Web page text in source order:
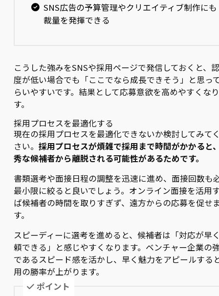
SNS広告の予算管理やクリエイティブ制作にも
裁量を発揮できる
こうした強みをSNSや採用ページで発信しておくと、
度が低い場合でも「ここでなら成長できそう」と思っ
らいやすいです。結果として応募意欲を高めやすくな
す。
採用プロセスを最適化する
現在の採用プロセスを最適化できないか検討してみて
さい。 採用プロセスが煩雑で採用まで時間がかかると
秀な候補者から離脱される可能性があるためです。
書類選考や面接日程の調整を迅速に進め、面接回数も
最小限に絞ると良いでしょう。オンライン面接を活用
ば候補者の時間を取りすぎず、遠方からの応募を促せ
す。
スピーディーに選考を進めると、候補者は「対応が早
頼できる」と感じやすくなります。ベンチャー企業の
であるスピード感を活かし、早く魅力をアピールする
用の勝率が上がります。
ポイント